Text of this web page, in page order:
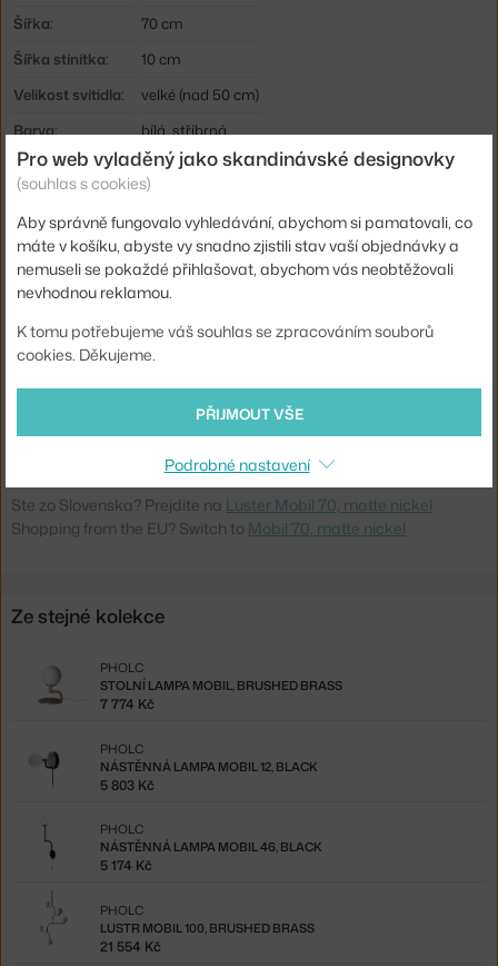
Šířka:
70 cm
Šířka stínítka:
10 cm
Velikost svítidla:
velké (nad 50 cm)
Barva:
bílá, stříbrná
Materiál:
opálové sklo, kov
Krytí:
IP20
Hlavní materiál:
kov, sklo
Distribuce světla:
PHC-510134
Ste zo Slovenska? Prejdite na Luster Mobil 70, matte nickel
Shopping from the EU? Switch to Mobil 70, matte nickel
Ze stejné kolekce
STOLNÍ LAMPA MOBIL, BRUSHED BRASS
PHOLC
7 774 Kč
NÁSTĚNNÁ LAMPA MOBIL 12, BLACK
PHOLC
5 803 Kč
NÁSTĚNNÁ LAMPA MOBIL 46, BLACK
PHOLC
5 174 Kč
LUSTR MOBIL 100, BRUSHED BRASS
PHOLC
21 554 Kč
Pro web vyladěný jako skandinávské designovky
(souhlas s cookies)
Aby správně fungovalo vyhledávání, abychom si pamatovali, co
máte v košíku, abyste vy snadno zjistili stav vaší objednávky a
nemuseli se pokaždé přihlašovat, abychom vás neobtěžovali
nevhodnou reklamou.
K tomu potřebujeme váš souhlas se zpracováním souborů
cookies. Děkujeme.
PŘIJMOUT VŠE
Podrobné nastavení